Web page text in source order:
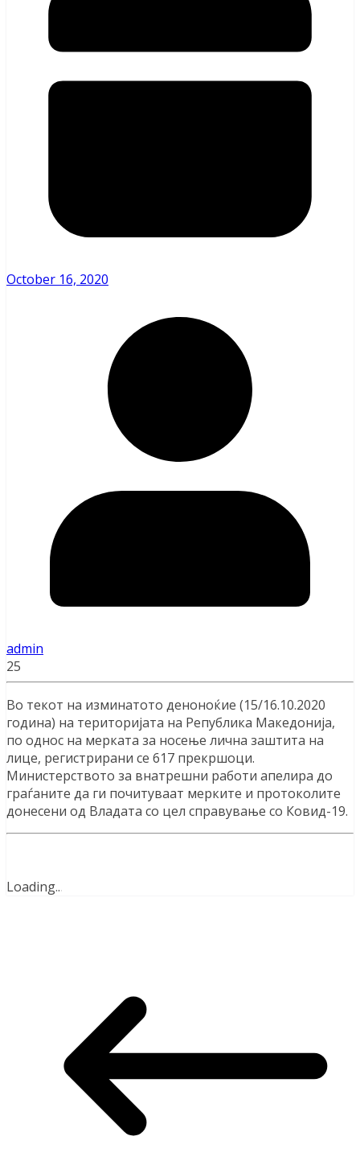
October 16, 2020
admin
25
Во текот на изминатото деноноќие (15/16.10.2020
година) на територијата на Република Македонија,
по однос на мерката за носење лична заштита на
лице, регистрирани се 617 прекршоци.
Министерството за внатрешни работи апелира до
граѓаните да ги почитуваат мерките и протоколите
донесени од Владата со цел справување со Ковид-19.
Loading...